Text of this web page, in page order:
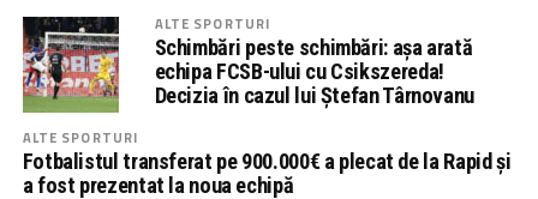
ALTE SPORTURI
Schimbări peste schimbări: așa arată
echipa FCSB-ului cu Csikszereda!
Decizia în cazul lui Ștefan Târnovanu
ALTE SPORTURI
Fotbalistul transferat pe 900.000€ a plecat de la Rapid și
a fost prezentat la noua echipă